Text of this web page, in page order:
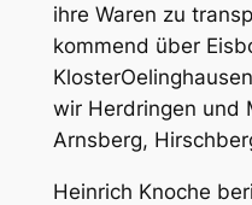
ihre Waren zu
kommend über
wir Herdringen und
Arnsberg,
Heinrich Knoche